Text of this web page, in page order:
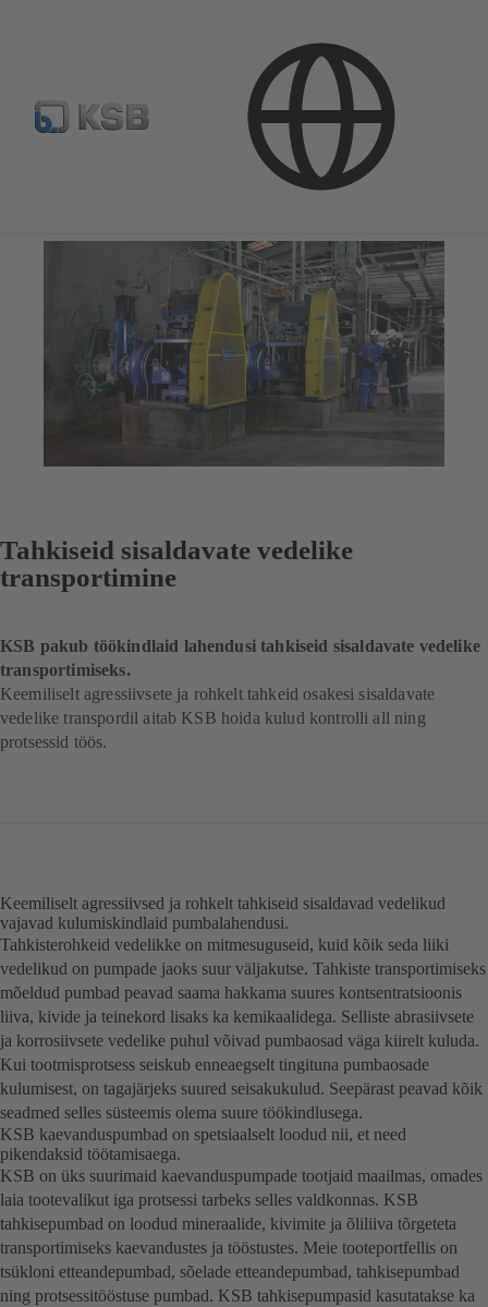
Mäetööstus
Tahkiseid sisaldavate vedelike
transportimine
KSB pakub töökindlaid lahendusi tahkiseid sisaldavate vedelike
transportimiseks.
Keemiliselt agressiivsete ja rohkelt tahkeid osakesi sisaldavate
vedelike transpordil aitab KSB hoida kulud kontrolli all ning
protsessid töös.
Keemiliselt agressiivsed ja rohkelt tahkiseid sisaldavad vedelikud
vajavad kulumiskindlaid pumbalahendusi.
Tahkisterohkeid vedelikke on mitmesuguseid, kuid kõik seda liiki
vedelikud on pumpade jaoks suur väljakutse. Tahkiste transportimiseks
mõeldud pumbad peavad saama hakkama suures kontsentratsioonis
liiva, kivide ja teinekord lisaks ka kemikaalidega. Selliste abrasiivsete
ja korrosiivsete vedelike puhul võivad pumbaosad väga kiirelt kuluda.
Kui tootmisprotsess seiskub enneaegselt tingituna pumbaosade
kulumisest, on tagajärjeks suured seisakukulud. Seepärast peavad kõik
seadmed selles süsteemis olema suure töökindlusega.
KSB kaevanduspumbad on spetsiaalselt loodud nii, et need
pikendaksid töötamisaega.
KSB on üks suurimaid kaevanduspumpade tootjaid maailmas, omades
laia tootevalikut iga protsessi tarbeks selles valdkonnas. KSB
tahkisepumbad on loodud mineraalide, kivimite ja õliliiva tõrgeteta
transportimiseks kaevandustes ja tööstustes. Meie tooteportfellis on
tsükloni etteandepumbad, sõelade etteandepumbad, tahkisepumbad
ning protsessitööstuse pumbad. KSB tahkisepumpasid kasutatakse ka